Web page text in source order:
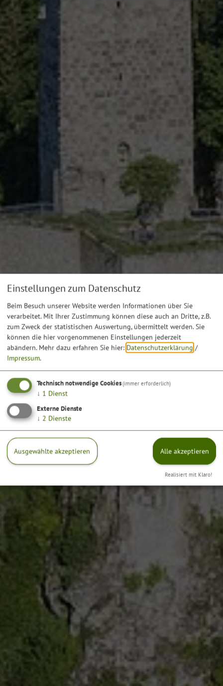
Einstellungen zum Datenschutz
Beim Besuch unserer Website werden Informationen über Sie
verarbeitet. Mit Ihrer Zustimmung können diese auch an Dritte, z.B.
zum Zweck der statistischen Auswertung, übermittelt werden. Sie
können die hier vorgenommenen Einstellungen jederzeit
abändern. Mehr dazu erfahren Sie hier: Datenschutzerklärung /
Impressum.
Technisch notwendige Cookies(immer erforderlich)
↓ 1 Dienst
Externe Dienste
↓ 2 Dienste
Ausgewählte akzeptieren Alle akzeptieren
Realisiert mit Klaro!